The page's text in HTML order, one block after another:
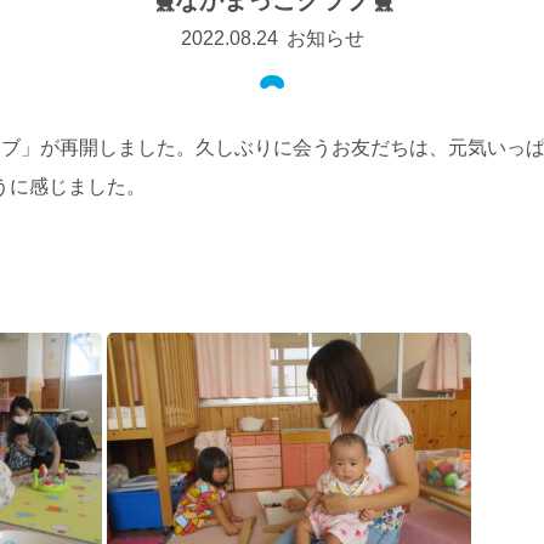
2022.08.24 お知らせ
」が再開しました。久しぶりに会うお友だちは、元気いっ
感じました。